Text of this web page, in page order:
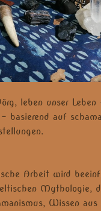
leben unser Leben
basierend auf
Arbeit wird
Mythologie,
Wissen aus